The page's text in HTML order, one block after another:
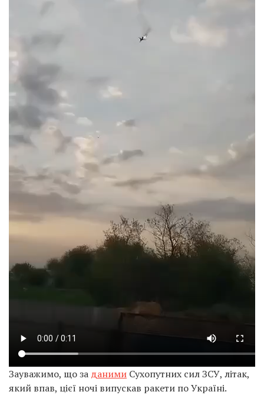
Зауважимо, що за даними Сухопутних сил ЗСУ, літак,
який впав, цієї ночі випускав ракети по Україні.